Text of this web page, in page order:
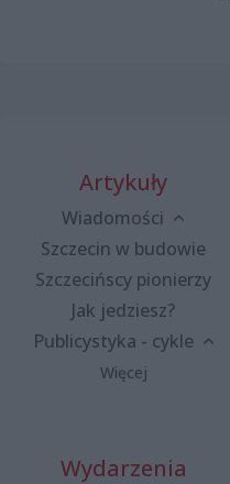
Artykuły
Wiadomości
Szczecin w budowie
Szczecińscy pionierzy
Jak jedziesz?
Publicystyka - cykle
Więcej
Wydarzenia